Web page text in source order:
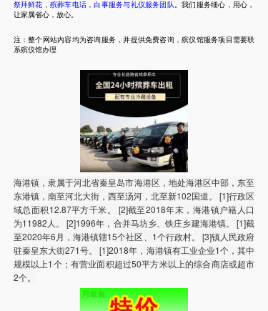
祭拜鲜花 ， 殡葬车电话 ，白事服务与礼仪服务团队
。我们服务细心，用心，
让家属省心，放心。
注：整个网站内容均为咨询服务，并提供免费咨询，殡仪馆服务项目需要联
系殡仪馆办理
海港镇，隶属于河北省秦皇岛市海港区，地处海港区中部，东至
东港镇，南至河北大街，西至汤河，北至新102国道。 [1]行政区
域总面积12.87平方千米。 [2]截至2018年末，海港镇户籍人口
为11982人。 [2]1996年，合并马坊乡、铁庄乡建海港镇。 [1]截
至2020年6月，海港镇辖15个社区、1个行政村。 [3]镇人民政府
驻秦皇东大街271号。 [1]2018年，海港镇有工业企业1个，其中
规模以上1个；有营业面积超过50平方米以上的综合商店或超市
2个。